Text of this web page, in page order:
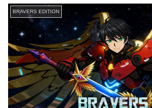
BRAVERS EDITION